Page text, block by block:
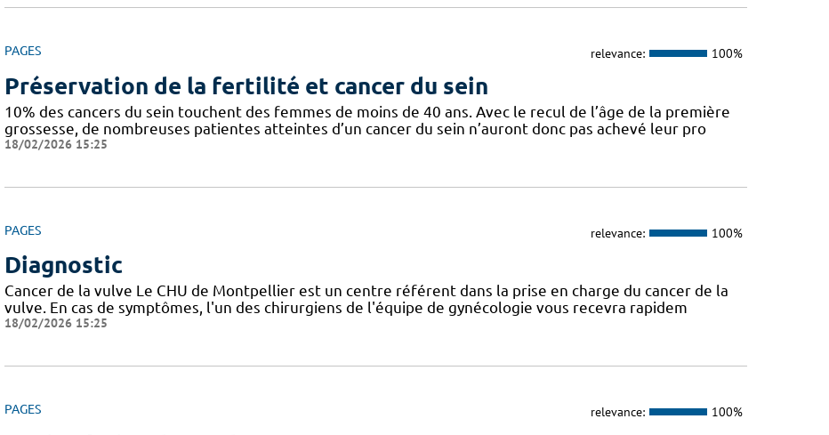
PAGES relevance: 100%
Préservation de la fertilité et cancer du sein
10% des cancers du sein touchent des femmes de moins de 40 ans. Avec le recul de l’âge de la première
grossesse, de nombreuses patientes atteintes d’un cancer du sein n’auront donc pas achevé leur pro
18/02/2026 15:25
PAGES relevance: 100%
Diagnostic
Cancer de la vulve Le CHU de Montpellier est un centre référent dans la prise en charge du cancer de la
vulve. En cas de symptômes, l'un des chirurgiens de l'équipe de gynécologie vous recevra rapidem
18/02/2026 15:25
PAGES relevance: 100%